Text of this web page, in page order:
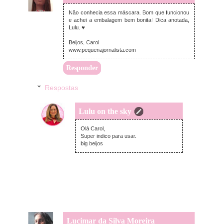
Não conhecia essa máscara. Bom que funcionou
e achei a embalagem bem bonita! Dica anotada,
Lulu. ♥
Beijos, Carol
www.pequenajornalista.com
Responder
Respostas
Lulu on the sky
terça-feira, outubro 25, 2022
Olá Carol,
Super indico para usar.
big beijos
Lucimar da Silva Moreira